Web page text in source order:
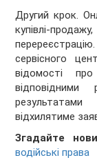
Другий крок.
купівлі-
сервісного
відомості
відхилятиме
Згадайте
водійські права